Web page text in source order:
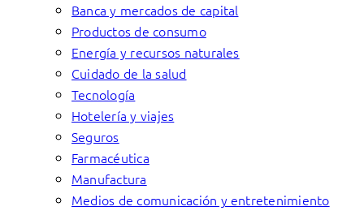
Banca y mercados de capital
Productos de consumo
Energía y recursos naturales
Cuidado de la salud
Tecnología
Hotelería y viajes
Seguros
Farmacéutica
Manufactura
Medios de comunicación y entretenimiento